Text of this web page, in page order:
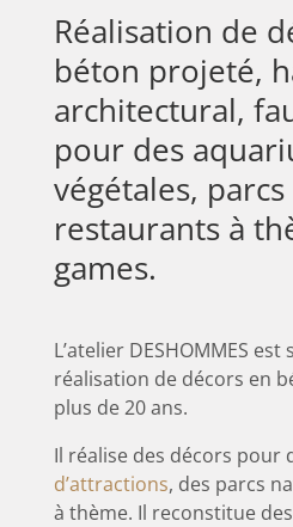
Réalisation de
béton projeté,
architectural,
pour des
végétales,
restaurants à
games.
L’atelier DESHOMMES
réalisation de décors en
plus de 20 ans.
Il réalise des décors pour
d’attractions, des parcs
à thème. Il reconstitue